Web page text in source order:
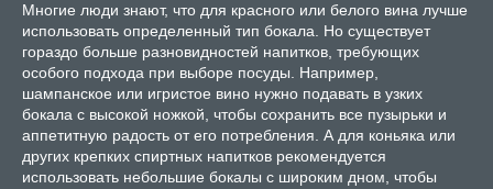
Многие люди знают, что для красного или белого вина лучше
использовать определенный тип бокала. Но существует
гораздо больше разновидностей напитков, требующих
особого подхода при выборе посуды. Например,
шампанское или игристое вино нужно подавать в узких
бокала с высокой ножкой, чтобы сохранить все пузырьки и
аппетитную радость от его потребления. А для коньяка или
других крепких спиртных напитков рекомендуется
использовать небольшие бокалы с широким дном, чтобы